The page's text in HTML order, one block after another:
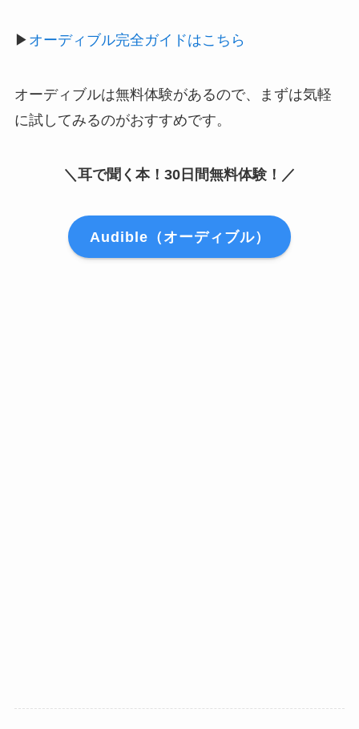
▶ オーディブル完全ガイドはこちら
オーディブルは無料体験があるので、まずは気軽
に試してみるのがおすすめです。
＼耳で聞く本！30日間無料体験！／
Audible（オーディブル）